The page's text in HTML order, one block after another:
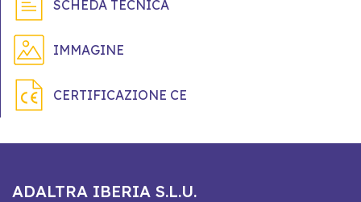
SCHEDA TECNICA
IMMAGINE
CERTIFICAZIONE CE
ADALTRA IBERIA S.L.U.